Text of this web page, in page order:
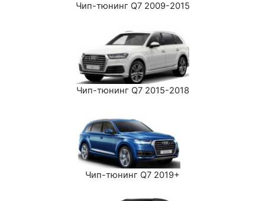
Чип-тюнинг Q7 2009-2015
Чип-тюнинг Q7 2015-2018
Чип-тюнинг Q7 2019+